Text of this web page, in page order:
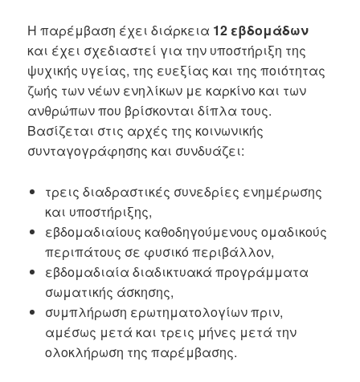
Η παρέμβαση έχει διάρκεια 12 εβδομάδων
και έχει σχεδιαστεί για την υποστήριξη της
ψυχικής υγείας, της ευεξίας και της ποιότητας
ζωής των νέων ενηλίκων με καρκίνο και των
ανθρώπων που βρίσκονται δίπλα τους.
Βασίζεται στις αρχές της κοινωνικής
συνταγογράφησης και συνδυάζει:
τρεις διαδραστικές συνεδρίες ενημέρωσης
και υποστήριξης,
εβδομαδιαίους καθοδηγούμενους ομαδικούς
περιπάτους σε φυσικό περιβάλλον,
εβδομαδιαία διαδικτυακά προγράμματα
σωματικής άσκησης,
συμπλήρωση ερωτηματολογίων πριν,
αμέσως μετά και τρεις μήνες μετά την
ολοκλήρωση της παρέμβασης.